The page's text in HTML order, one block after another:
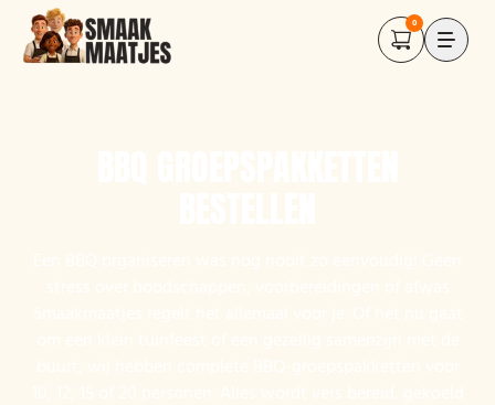
0